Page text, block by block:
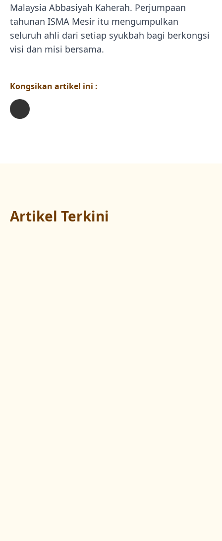
Malaysia Abbasiyah Kaherah. Perjumpaan
tahunan ISMA Mesir itu mengumpulkan
seluruh ahli dari setiap syukbah bagi berkongsi
visi dan misi bersama.
Kongsikan artikel ini :
Artikel Terkini